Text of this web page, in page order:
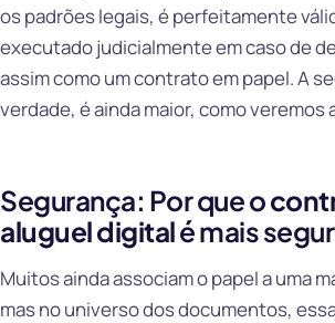
os padrões legais, é perfeitamente
executado judicialmente em caso de
assim como um contrato em papel. A
verdade, é ainda maior, como veremos
Segurança: Por que o
aluguel digitalé mais
Muitos ainda associam o papel a uma
mas no universo dos documentos,